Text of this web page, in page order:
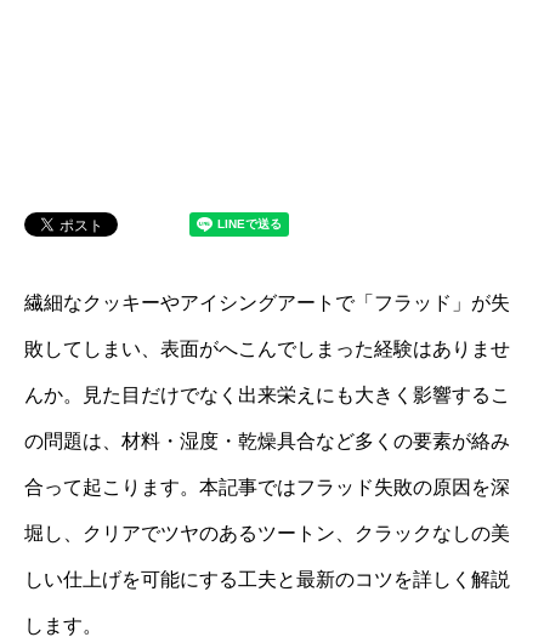
繊細なクッキーやアイシングアートで「フラッド」が失
敗してしまい、表面がへこんでしまった経験はありませ
んか。見た目だけでなく出来栄えにも大きく影響するこ
の問題は、材料・湿度・乾燥具合など多くの要素が絡み
合って起こります。本記事ではフラッド失敗の原因を深
堀し、クリアでツヤのあるツートン、クラックなしの美
しい仕上げを可能にする工夫と最新のコツを詳しく解説
します。